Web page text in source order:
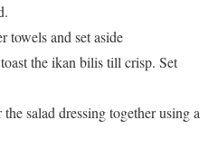
towels and set aside
the ikan bilis till crisp. Set
salad dressing together using a